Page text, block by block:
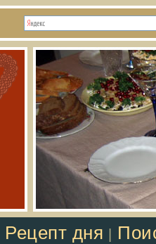
Рецепт дня